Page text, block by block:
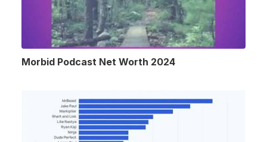
Morbid Podcast Net Worth 2024